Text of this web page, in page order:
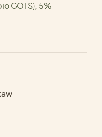
GOTS), 5%